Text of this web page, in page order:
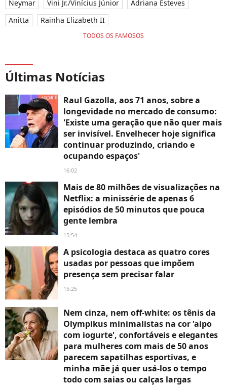
Neymar
Vini Jr./Vinícius Júnior
Adriana Esteves
Anitta
Rainha Elizabeth II
TODOS OS FAMOSOS
Últimas Notícias
Raul Gazolla, aos 71 anos, sobre a
longevidade no mercado de consumo:
'Existe uma geração que não quer mais
ser invisível. Envelhecer hoje significa
continuar produzindo, criando e
ocupando espaços'
16:02
Mais de 80 milhões de visualizações na
Netflix: a minissérie de apenas 6
episódios de 50 minutos que pouca
gente lembra
15:54
A psicologia destaca as quatro cores
usadas por pessoas que impõem
presença sem precisar falar
15:25
Nem cinza, nem off-white: os tênis da
Olympikus minimalistas na cor 'aipo
com iogurte', confortáveis e elegantes
para mulheres com mais de 50 anos
parecem sapatilhas esportivas, e
minha mãe já quer usá-los o tempo
todo com saias ou calças largas